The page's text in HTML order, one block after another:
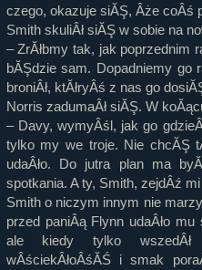
czego, okazuje siĂŞ, Âże coÂś
Smith skuliÂł siĂŞ w sobie na
– ZrĂłbmy tak, jak poprzednim
bĂŞdzie sam. Dopadniemy go
broniÂł, ktĂłryÂś z nas go
Norris zadumaÂł siĂŞ. W
– Davy, wymyÂśl, jak go
tylko my we troje. Nie chcĂŞ
udaÂło. Do jutra plan ma
spotkania. A ty, Smith, zejdÂź
Smith o niczym innym nie
przed paniÂą Flynn udaÂło
ale kiedy tylko wszedÂł
wÂściekÂłoÂśĂŚ i smak